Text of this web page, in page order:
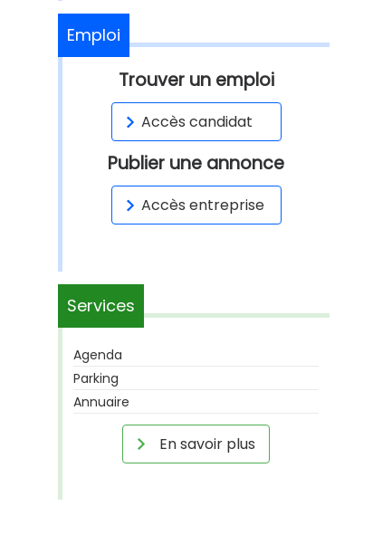
Emploi
Trouver un emploi
Accès candidat
Publier une annonce
Accès entreprise
Services
Agenda
Parking
Annuaire
En savoir plus